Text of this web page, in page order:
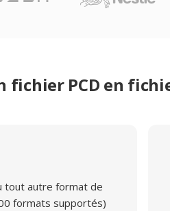
PCD en
tout autre format de
formats supportés)